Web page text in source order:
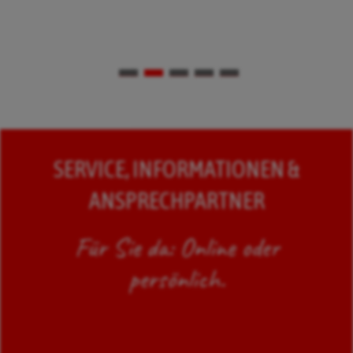
SERVICE, INFORMATIONEN &
ANSPRECHPARTNER
Für Sie da: Online oder
persönlich.